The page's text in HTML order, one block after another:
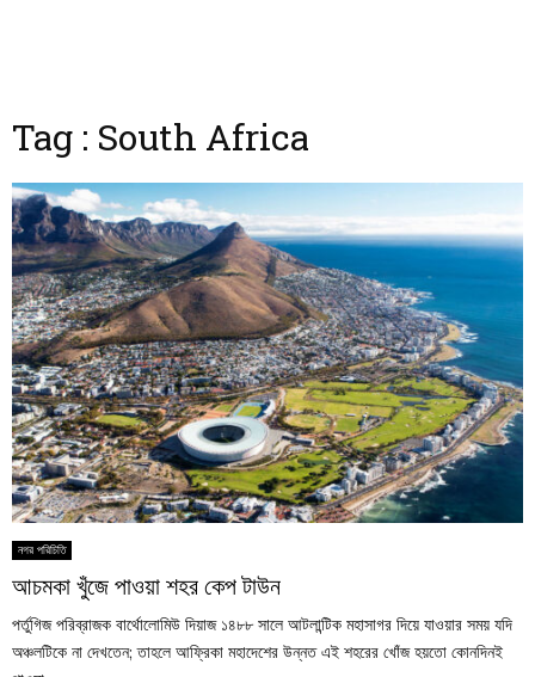
Tag : South Africa
নগর পরিচিতি
আচমকা খুঁজে পাওয়া শহর কেপ টাউন
পর্তুগিজ পরিব্রাজক বার্থোলোমিউ দিয়াজ ১৪৮৮ সালে আটলান্টিক মহাসাগর দিয়ে যাওয়ার সময় যদি
অঞ্চলটিকে না দেখতেন; তাহলে আফ্রিকা মহাদেশের উন্নত এই শহরের খোঁজ হয়তো কোনদিনই